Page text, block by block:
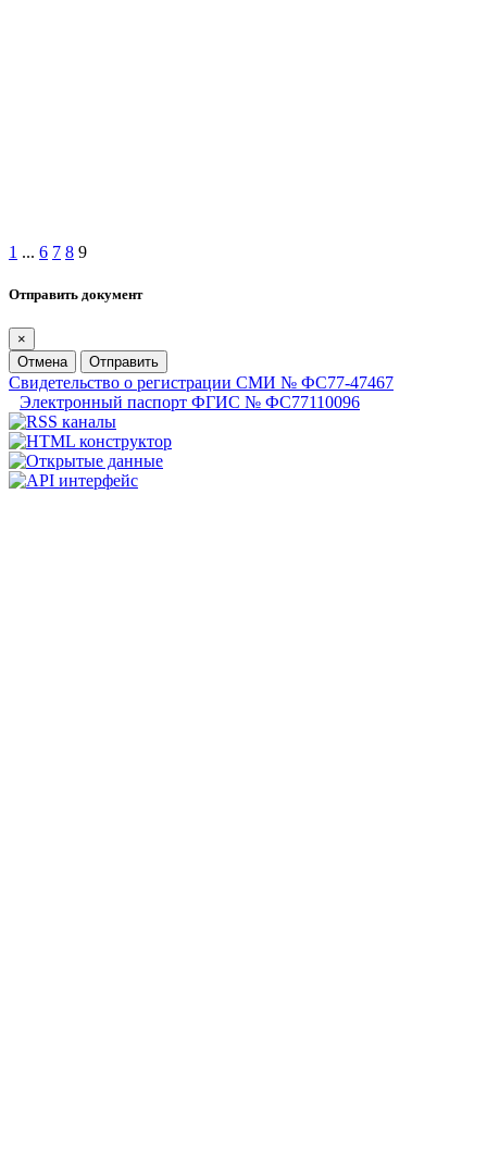
1 ... 6 7 8 9
Отправить документ
×
Отмена
Отправить
Свидетельство о регистрации СМИ № ФС77-47467
Электронный паспорт ФГИС № ФС77110096